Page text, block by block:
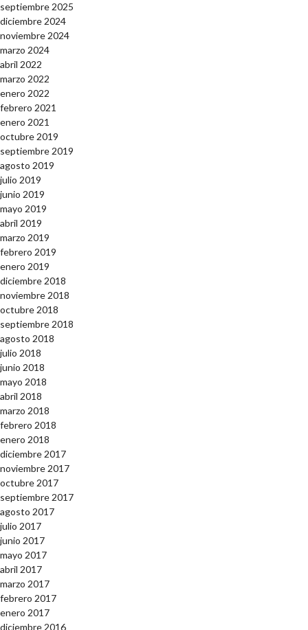
septiembre 2025
diciembre 2024
noviembre 2024
marzo 2024
abril 2022
marzo 2022
enero 2022
febrero 2021
enero 2021
octubre 2019
septiembre 2019
agosto 2019
julio 2019
junio 2019
mayo 2019
abril 2019
marzo 2019
febrero 2019
enero 2019
diciembre 2018
noviembre 2018
octubre 2018
septiembre 2018
agosto 2018
julio 2018
junio 2018
mayo 2018
abril 2018
marzo 2018
febrero 2018
enero 2018
diciembre 2017
noviembre 2017
octubre 2017
septiembre 2017
agosto 2017
julio 2017
junio 2017
mayo 2017
abril 2017
marzo 2017
febrero 2017
enero 2017
diciembre 2016